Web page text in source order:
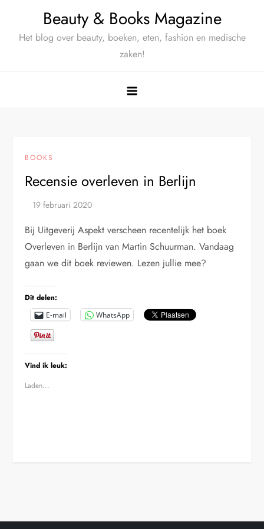
Beauty & Books Magazine
Het blog over beauty, boeken, eten, fashion en medische
zaken!
BOOKS
Recensie overleven in Berlijn
Bij Uitgeverij Aspekt verscheen recentelijk het boek
Overleven in Berlijn van Martin Schuurman. Vandaag
gaan we dit boek reviewen. Lezen jullie mee?
Dit delen:
E-mail WhatsApp
Vind ik leuk:
Laden...